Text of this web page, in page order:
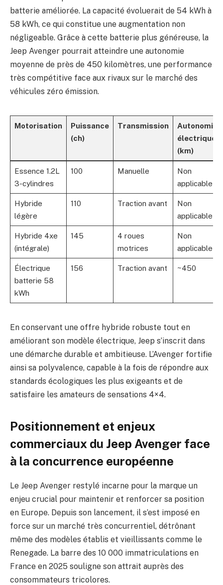
batterie améliorée. La capacité évoluerait de 54 kWh à
58 kWh, ce qui constitue une augmentation non
négligeable. Grâce à cette batterie plus généreuse, la
Jeep Avenger pourrait atteindre une autonomie
moyenne de près de 450 kilomètres, une performance
très compétitive face aux rivaux sur le marché des
véhicules zéro émission.
Motorisation
Puissance
(ch)
Transmission
Autonomie
électrique
(km)
Essence 1.2L
3-cylindres
100 Manuelle
Non
applicable
Hybride
légère
110 Traction avant
Non
applicable
Hybride 4xe
(intégrale)
145
4 roues
motrices
Non
applicable
Électrique
batterie 58
kWh
156 Traction avant ~450
En conservant une offre hybride robuste tout en
améliorant son modèle électrique, Jeep s’inscrit dans
une démarche durable et ambitieuse. L’Avenger fortifie
ainsi sa polyvalence, capable à la fois de répondre aux
standards écologiques les plus exigeants et de
satisfaire les amateurs de sensations 4×4.
Positionnement et enjeux
commerciaux du Jeep Avenger face
à la concurrence européenne
Le Jeep Avenger restylé incarne pour la marque un
enjeu crucial pour maintenir et renforcer sa position
en Europe. Depuis son lancement, il s’est imposé en
force sur un marché très concurrentiel, détrônant
même des modèles établis et vieillissants comme le
Renegade. La barre des 10 000 immatriculations en
France en 2025 souligne son attrait auprès des
consommateurs tricolores.